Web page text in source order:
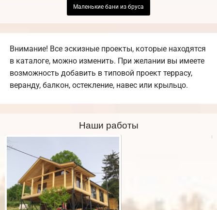
Маленькие бани из бруса
Внимание! Все эскизные проекты, которые находятся
в каталоге, можно изменить. При желании вы имеете
возможность добавить в типовой проект террасу,
веранду, балкон, остекление, навес или крыльцо.
Наши работы